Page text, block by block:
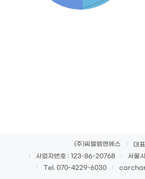
(주)씨엘엠앤에스
대
사업자번호 : 123-86-20768
서울
Tel. 070-4229-6030